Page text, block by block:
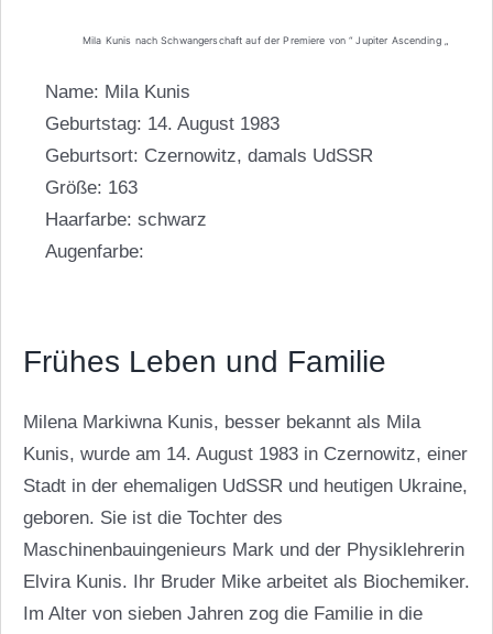
Mila Kunis nach Schwangerschaft auf der Premiere von “ Jupiter Ascending „
Name: Mila Kunis
Geburtstag: 14. August 1983
Geburtsort: Czernowitz, damals UdSSR
Größe: 163
Haarfarbe: schwarz
Augenfarbe:
Frühes Leben und Familie
Milena Markiwna Kunis, besser bekannt als Mila
Kunis, wurde am 14. August 1983 in Czernowitz, einer
Stadt in der ehemaligen UdSSR und heutigen Ukraine,
geboren. Sie ist die Tochter des
Maschinenbauingenieurs Mark und der Physiklehrerin
Elvira Kunis. Ihr Bruder Mike arbeitet als Biochemiker.
Im Alter von sieben Jahren zog die Familie in die